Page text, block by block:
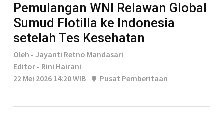
Pemulangan WNI Relawan Global
Sumud Flotilla ke Indonesia
setelah Tes Kesehatan
Oleh - Jayanti Retno Mandasari
Editor - Rini Hairani
22 Mei 2026 14:20 WIB
Pusat Pemberitaan